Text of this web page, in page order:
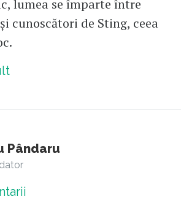
lumea se împarte între
cunoscători de Sting, ceea
Pândaru